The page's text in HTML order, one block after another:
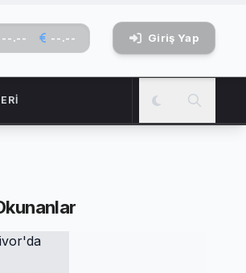
--.-- --.-- Giriş Yap